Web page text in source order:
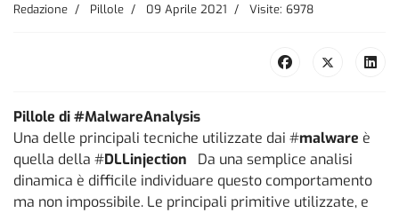
Redazione Pillole 09 Aprile 2021 Visite: 6978
Pillole di #MalwareAnalysis
Una delle principali tecniche utilizzate dai #malware è
quella della #DLLinjection Da una semplice analisi
dinamica è difficile individuare questo comportamento
ma non impossibile. Le principali primitive utilizzate, e